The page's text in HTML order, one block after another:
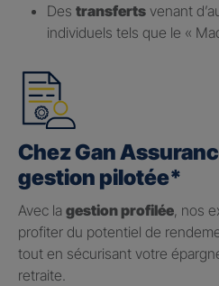
Des transferts venant
individuels tels que le «
Chez Gan
gestion pilotée*
Avec la gestion profilée, nos
profiter du potentiel de
tout en sécurisant votre
retraite.